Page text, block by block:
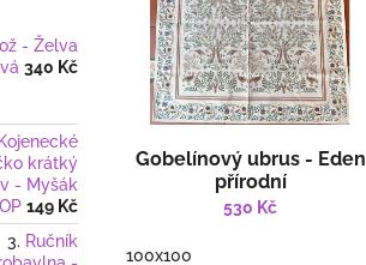
- Želva
340 Kč
Kojenecké
krátký
- Myšák
149 Kč
Ručník
Gobelínový ubrus - Eden
přírodní
530 Kč
100x100